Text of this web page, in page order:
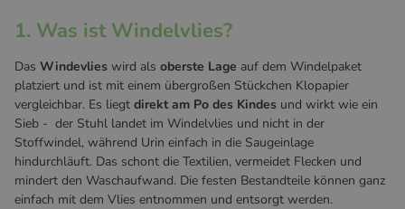
1. Was ist Windelvlies?
Das Windevlies wird als oberste Lage auf dem Windelpaket
platziert und ist mit einem übergroßen Stückchen Klopapier
vergleichbar. Es liegt direkt am Po des Kindes und wirkt wie ein
Sieb - der Stuhl landet im Windelvlies und nicht in der
Stoffwindel, während Urin einfach in die Saugeinlage
hindurchläuft. Das schont die Textilien, vermeidet Flecken und
mindert den Waschaufwand. Die festen Bestandteile können ganz
einfach mit dem Vlies entnommen und entsorgt werden.